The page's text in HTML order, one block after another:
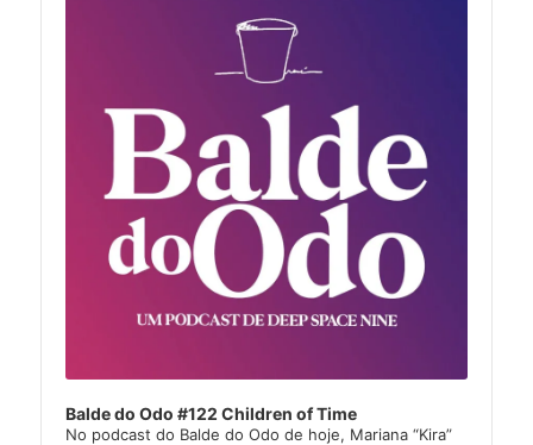
Balde do Odo #122 Children of Time
No podcast do Balde do Odo de hoje, Mariana “Kira”